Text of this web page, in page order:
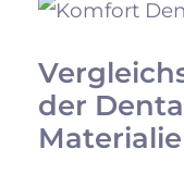
der